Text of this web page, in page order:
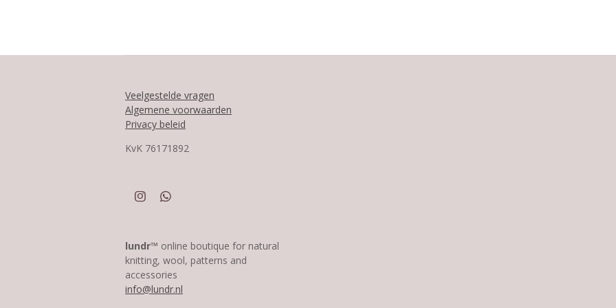
Veelgestelde vragen
Algemene voorwaarden
Privacy beleid
KvK 76171892
I
a
g
r
a
m
W
s
A
p
p
lundr™ online boutique for natural
knitting, wool, patterns and
accessories
info@lundr.nl